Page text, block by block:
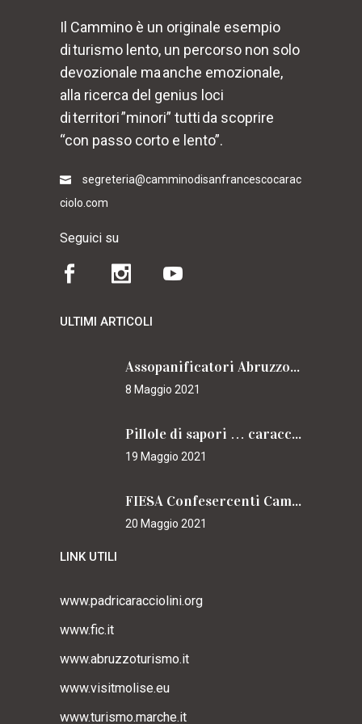
Il Cammino è un originale esempio
di turismo lento, un percorso non solo
devozionale ma anche emozionale,
alla ricerca del genius loci
di territori ”minori” tutti da scoprire
“con passo corto e lento”.
segreteria@camminodisanfrancescocarac
ciolo.com
Seguici su
ULTIMI ARTICOLI
Assopanificatori Abruzzo e Molise insieme per il Cammino
8 Maggio 2021
Pillole di sapori … caracciolini
19 Maggio 2021
FIESA Confesercenti Campania per il Cammino
20 Maggio 2021
LINK UTILI
www.padricaracciolini.org
www.fic.it
www.abruzzoturismo.it
www.visitmolise.eu
www.turismo.marche.it